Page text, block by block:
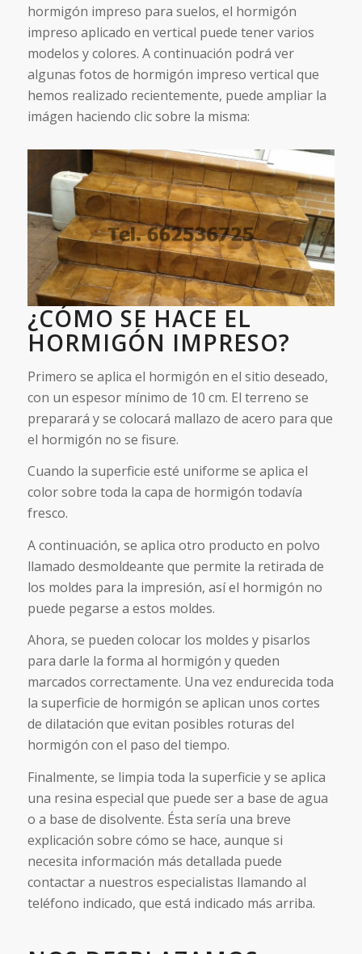
hormigón impreso para suelos, el hormigón
impreso aplicado en vertical puede tener varios
modelos y colores. A continuación podrá ver
algunas fotos de hormigón impreso vertical que
hemos realizado recientemente, puede ampliar la
imágen haciendo clic sobre la misma:
¿CÓMO SE HACE EL
HORMIGÓN IMPRESO?
Primero se aplica el hormigón en el sitio deseado,
con un espesor mínimo de 10 cm. El terreno se
preparará y se colocará mallazo de acero para que
el hormigón no se fisure.
Cuando la superficie esté uniforme se aplica el
color sobre toda la capa de hormigón todavía
fresco.
A continuación, se aplica otro producto en polvo
llamado desmoldeante que permite la retirada de
los moldes para la impresión, así el hormigón no
puede pegarse a estos moldes.
Ahora, se pueden colocar los moldes y pisarlos
para darle la forma al hormigón y queden
marcados correctamente. Una vez endurecida toda
la superficie de hormigón se aplican unos cortes
de dilatación que evitan posibles roturas del
hormigón con el paso del tiempo.
Finalmente, se limpia toda la superficie y se aplica
una resina especial que puede ser a base de agua
o a base de disolvente. Ésta sería una breve
explicación sobre cómo se hace, aunque si
necesita información más detallada puede
contactar a nuestros especialistas llamando al
teléfono indicado, que está indicado más arriba.